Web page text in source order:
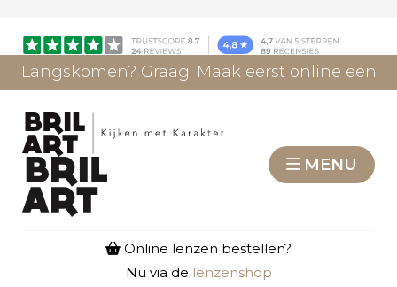
Langskomen? Graag! Maak eerst online een
MENU
Online lenzen bestellen?
Nu via de lenzenshop